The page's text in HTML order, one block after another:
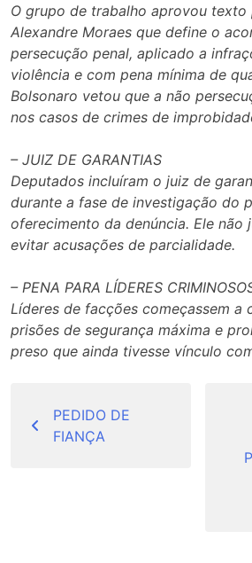
O grupo de trabalho aprovou
Alexandre Moraes que define o
persecução penal, aplicado a
violência e com pena mínima de
Bolsonaro vetou que a não
nos casos de crimes de
– JUIZ DE GARANTIAS
Deputados incluíram o juiz de
durante a fase de investigação do
oferecimento da denúncia. Ele não
evitar acusações de parcialidade.
– PENA PARA LÍDERES
Líderes de facções começassem a
prisões de segurança máxima e
preso que ainda tivesse vínculo
de
Post
PEDIDO DE
FIANÇA